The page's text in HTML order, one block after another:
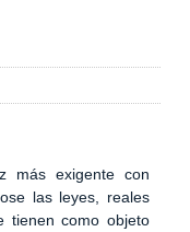
más exigente con
las leyes, reales
tienen como objeto